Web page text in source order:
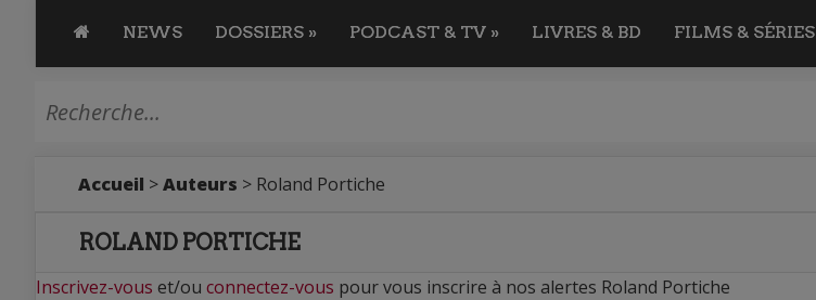
NEWS DOSSIERS » PODCAST & TV » LIVRES & BD FILMS & SÉRIES
Accueil >Auteurs > Roland Portiche
ROLAND PORTICHE
Inscrivez-vous et/ou connectez-vous pour vous inscrire à nos alertes Roland Portiche